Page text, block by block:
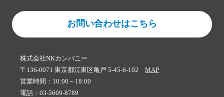
お問い合わせはこちら
株式会社NKカンパニー
〒136-0071 東京都江東区亀戸 5-45-6-102MAP
営業時間：10:00～18:00
電話：03-5609-8789